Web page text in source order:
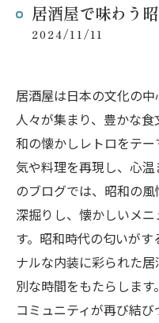
居酒屋で味わう
2024/11/11
居酒屋は日本の文化の
人々が集まり、豊かな
和の懐かしレトロをテ
気や料理を再現し、心
のブログでは、昭和の
深掘りし、懐かしいメ
す。昭和時代の匂いが
ナルな内装に彩られた
別な時間をもたらしま
コミュニティが再び結